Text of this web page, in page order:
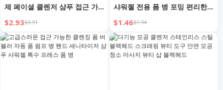
제 페이셜 클렌저 샴푸 접근 가
능한 럭셔리 거품 용기 분할 용
기 소화기 병
$2.93$3.91
샤워젤 전용 폼 병 포밍 편리한
가젯 샴푸 버블러
$1.46$1.94